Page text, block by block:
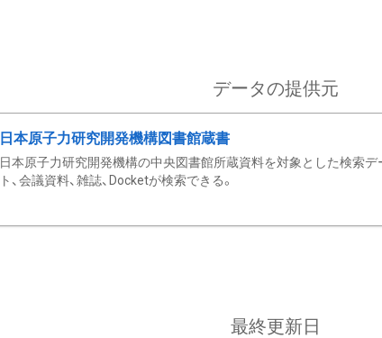
データの提供元
日本原子力研究開発機構図書館蔵書
日本原子力研究開発機構の中央図書館所蔵資料を対象とした検索デ
ト、会議資料、雑誌、Docketが検索できる。
最終更新日